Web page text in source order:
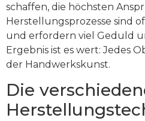
schaffen, die höchsten
Herstellungsprozesse sind
und erfordern viel Geduld
Ergebnis ist es wert: Jedes
der Handwerkskunst.
Die